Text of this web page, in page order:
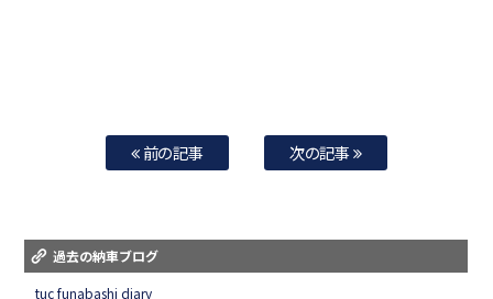
前の記事 次の記事
過去の納車ブログ
tuc funabashi diary